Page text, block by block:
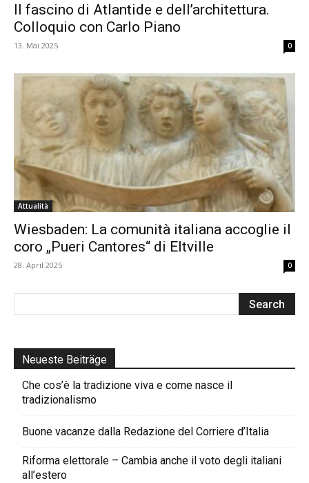
Il fascino di Atlantide e dell’architettura.
Colloquio con Carlo Piano
13. Mai 2025 0
Attualità
Wiesbaden: La comunità italiana accoglie il
coro „Pueri Cantores“ di Eltville
28. April 2025 0
Neueste Beiträge
Che cos’è la tradizione viva e come nasce il
tradizionalismo
Buone vacanze dalla Redazione del Corriere d’Italia
Riforma elettorale – Cambia anche il voto degli italiani
all’estero